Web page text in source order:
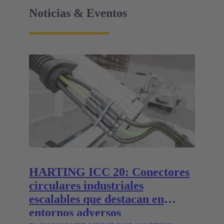
Noticias & Eventos
HARTING ICC 20: Conectores
circulares industriales
escalables que destacan en
entornos adversos